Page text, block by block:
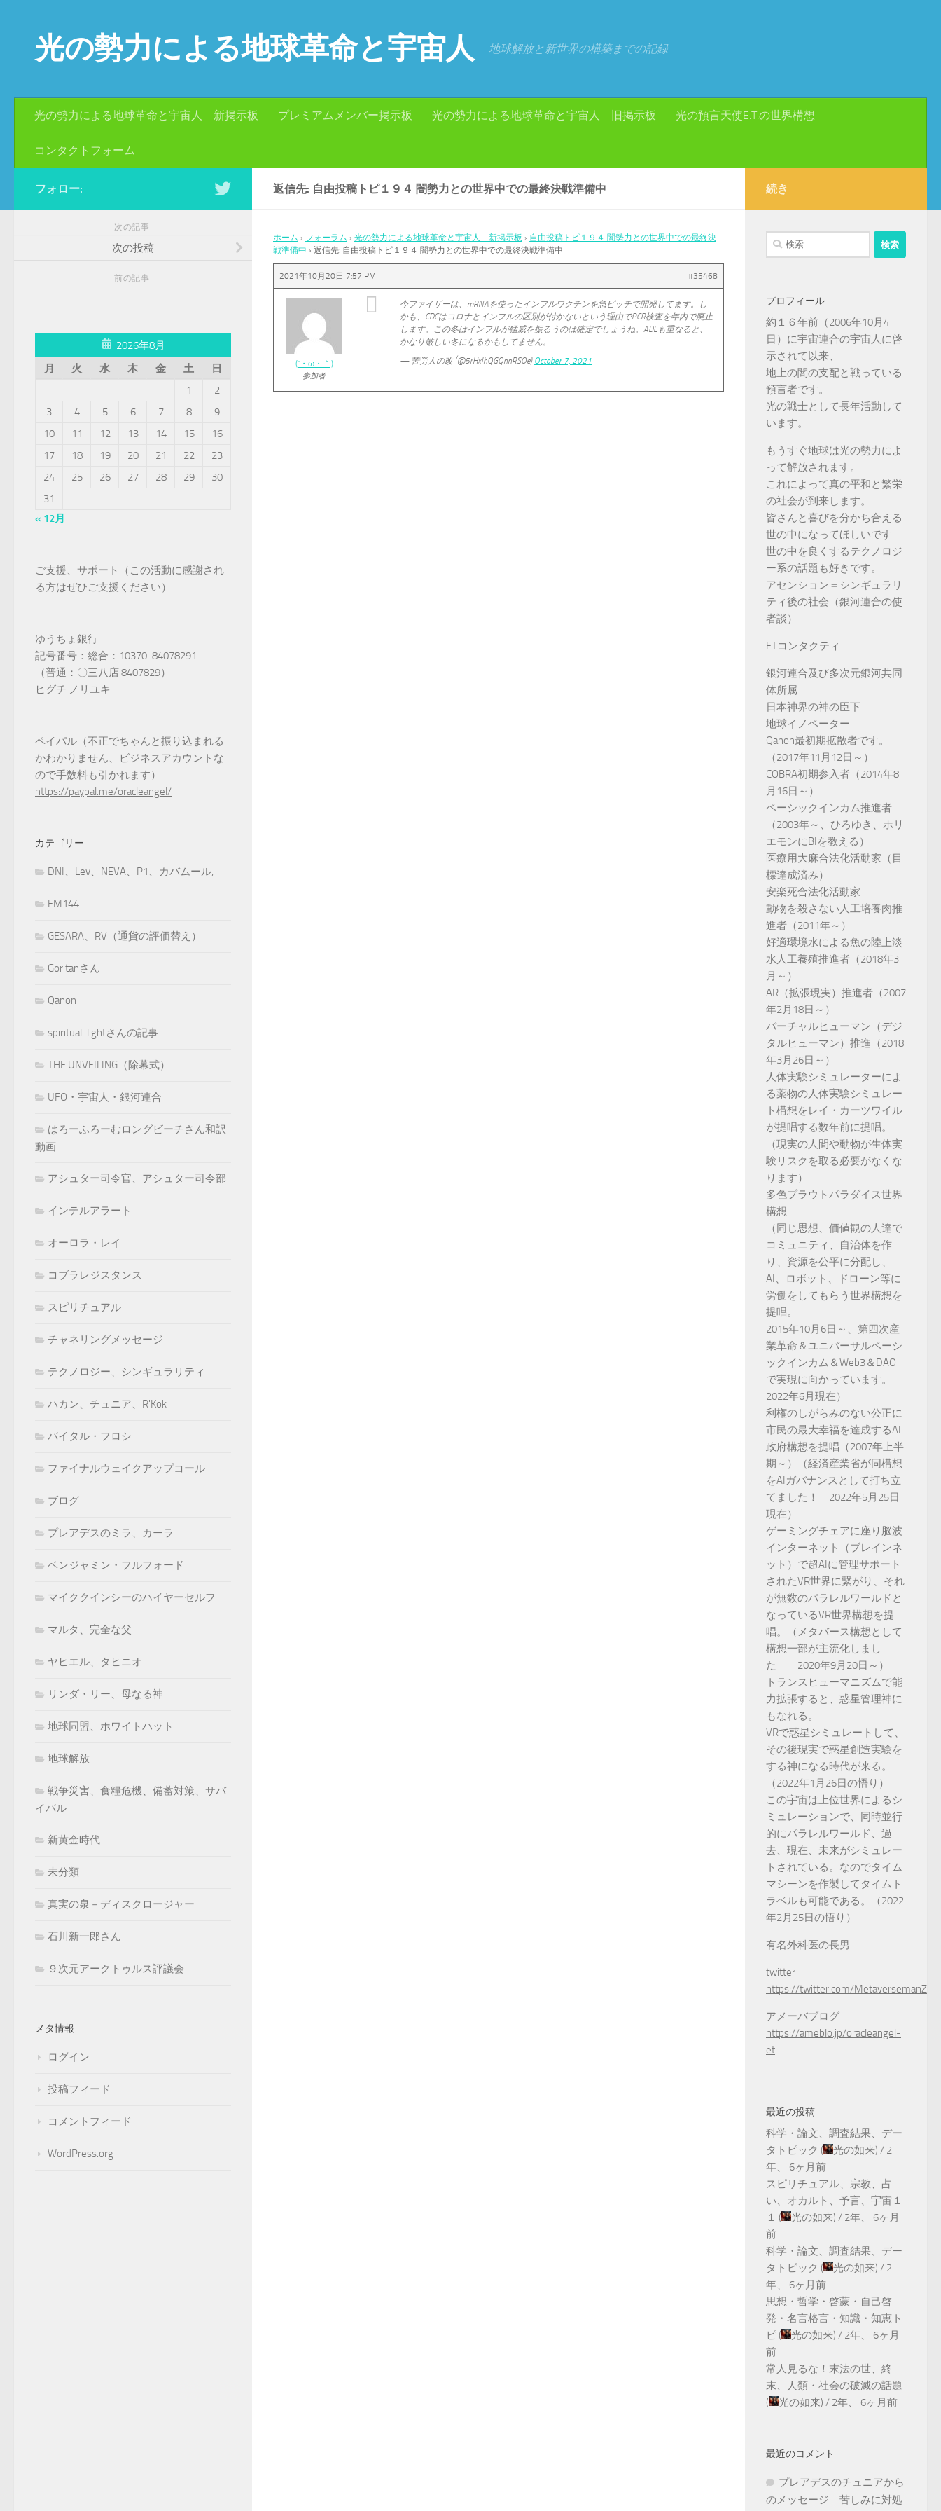
光の勢力による地球革命と宇宙人 地球解放と新世界の構築までの記録
光の勢力による地球革命と宇宙人 新掲示板 プレミアムメンバー掲示板 光の勢力による地球革命と宇宙人 旧掲示板 光の預言天使E.T.の世界構想
コンタクトフォーム
返信先: 自由投稿トピ１９４ 闇勢力との世界中での最終決戦準備中
ホーム › フォーラム › 光の勢力による地球革命と宇宙人 新掲示板 › 自由投稿トピ１９４ 闇勢力との世界中での最終決
戦準備中 › 返信先: 自由投稿トピ１９４ 闇勢力との世界中での最終決戦準備中
2021年10月20日 7:57 PM #35468
(´・ω・｀)
参加者
今ファイザーは、mRNAを使ったインフルワクチンを急ピッチで開発してます。し
かも、CDCはコロナとインフルの区別が付かないという理由でPCR検査を年内で廃止
します。この冬はインフルが猛威を振るうのは確定でしょうね。ADEも重なると、
かなり厳しい冬になるかもしてません。
— 苦労人の改 (@5rHxIhQGQnnRSOe) October 7, 2021
フォロー:
次の記事
次の投稿
前の記事
2026年8月
月
火 水 木 金 土
日
1
2
3
4 5 6 7 8
9
10
11 12 13 14 15
16
17
18 19 20 21 22
23
24
25 26 27 28 29
30
31
« 12月
ご支援、サポート（この活動に感謝され
る方はぜひご支援ください）
ゆうちょ銀行
記号番号：総合：10370-84078291
（普通：〇三八店 8407829）
ヒグチ ノリユキ
ペイパル（不正でちゃんと振り込まれる
かわかりません、ビジネスアカウントな
ので手数料も引かれます）
https://paypal.me/oracleangel/
カテゴリー
DNI、Lev、NEVA、P1、カバムール,
FM144
GESARA、RV（通貨の評価替え）
Goritanさん
Qanon
spiritual-lightさんの記事
THE UNVEILING（除幕式）
UFO・宇宙人・銀河連合
はろーふろーむロングビーチさん和訳
動画
アシュター司令官、アシュター司令部
インテルアラート
オーロラ・レイ
コブラレジスタンス
スピリチュアル
チャネリングメッセージ
テクノロジー、シンギュラリティ
ハカン、チュニア、R'Kok
バイタル・フロシ
ファイナルウェイクアップコール
ブログ
プレアデスのミラ、カーラ
ベンジャミン・フルフォード
マイククインシーのハイヤーセルフ
マルタ、完全な父
ヤヒエル、タヒニオ
リンダ・リー、母なる神
地球同盟、ホワイトハット
地球解放
戦争災害、食糧危機、備蓄対策、サバ
イバル
新黄金時代
未分類
真実の泉－ディスクロージャー
石川新一郎さん
９次元アークトゥルス評議会
メタ情報
ログイン
投稿フィード
コメントフィード
WordPress.org
続き
検
索:
プロフィール
約１６年前（2006年10月4
日）に宇宙連合の宇宙人に啓
示されて以来、
地上の闇の支配と戦っている
預言者です。
光の戦士として長年活動して
います。
もうすぐ地球は光の勢力によ
って解放されます。
これによって真の平和と繁栄
の社会が到来します。
皆さんと喜びを分かち合える
世の中になってほしいです
世の中を良くするテクノロジ
ー系の話題も好きです。
アセンション＝シンギュラリ
ティ後の社会（銀河連合の使
者談）
ETコンタクティ
銀河連合及び多次元銀河共同
体所属
日本神界の神の臣下
地球イノベーター
Qanon最初期拡散者です。
（2017年11月12日～）
COBRA初期参入者（2014年8
月16日～）
ベーシックインカム推進者
（2003年～、ひろゆき、ホリ
エモンにBIを教える）
医療用大麻合法化活動家（目
標達成済み）
安楽死合法化活動家
動物を殺さない人工培養肉推
進者（2011年～）
好適環境水による魚の陸上淡
水人工養殖推進者（2018年3
月～）
AR（拡張現実）推進者（2007
年2月18日～）
バーチャルヒューマン（デジ
タルヒューマン）推進（2018
年3月26日～）
人体実験シミュレーターによ
る薬物の人体実験シミュレー
ト構想をレイ・カーツワイル
が提唱する数年前に提唱。
（現実の人間や動物が生体実
験リスクを取る必要がなくな
ります）
多色プラウトパラダイス世界
構想
（同じ思想、価値観の人達で
コミュニティ、自治体を作
り、資源を公平に分配し、
AI、ロボット、ドローン等に
労働をしてもらう世界構想を
提唱。
2015年10月6日～、第四次産
業革命＆ユニバーサルベーシ
ックインカム＆Web3＆DAO
で実現に向かっています。
2022年6月現在）
利権のしがらみのない公正に
市民の最大幸福を達成するAI
政府構想を提唱（2007年上半
期～）（経済産業省が同構想
をAIガバナンスとして打ち立
てました！ 2022年5月25日
現在）
ゲーミングチェアに座り脳波
インターネット（ブレインネ
ット）で超AIに管理サポート
されたVR世界に繋がり、それ
が無数のパラレルワールドと
なっているVR世界構想を提
唱。（メタバース構想として
構想一部が主流化しまし
た 2020年9月20日～）
トランスヒューマニズムで能
力拡張すると、惑星管理神に
もなれる。
VRで惑星シミュレートして、
その後現実で惑星創造実験を
する神になる時代が来る。
（2022年1月26日の悟り）
この宇宙は上位世界によるシ
ミュレーションで、同時並行
的にパラレルワールド、過
去、現在、未来がシミュレー
トされている。なのでタイム
マシーンを作製してタイムト
ラベルも可能である。（2022
年2月25日の悟り）
有名外科医の長男
twitter
https://twitter.com/MetaversemanZ
アメーバブログ
https://ameblo.jp/oracleangel-
et
最近の投稿
科学・論文、調査結果、デー
タトピック ( 光の如来) / 2
年、 6ヶ月前
スピリチュアル、宗教、占
い、オカルト、予言、宇宙１
１ ( 光の如来) / 2年、 6ヶ月
前
科学・論文、調査結果、デー
タトピック ( 光の如来) / 2
年、 6ヶ月前
思想・哲学・啓蒙・自己啓
発・名言格言・知識・知恵ト
ピ ( 光の如来) / 2年、 6ヶ月
前
常人見るな！末法の世、終
末、人類・社会の破滅の話題
(
光の如来) / 2年、 6ヶ月前
最近のコメント
プレアデスのチュニアから
のメッセージ 苦しみに対処